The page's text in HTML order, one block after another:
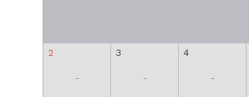
2
-
3
-
4
-